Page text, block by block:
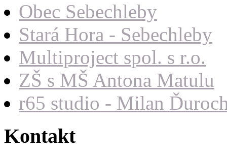
Obec Sebechleby
Stará Hora - Sebechleby
Multiproject spol. s r.o.
ZŠ s MŠ Antona Matulu
r65 studio - Milan
Kontakt